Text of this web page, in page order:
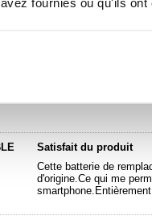
BJ510CBE pour Samsung Galaxy
Satisfait du produit
Cette batterie de
d'origine.Ce qui me